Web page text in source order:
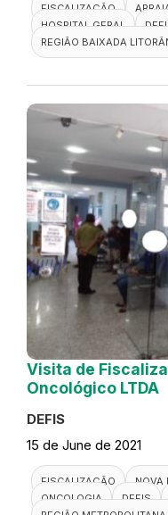
FISCALIZAÇÃO
HOSPITAL GERAL
REGIÃO BAIXADA
Visita de
Oncológico LTDA
DEFIS
15 de June de 2021
FISCALIZAÇÃO
NOVA
ONCOLOGIA
DEFIS